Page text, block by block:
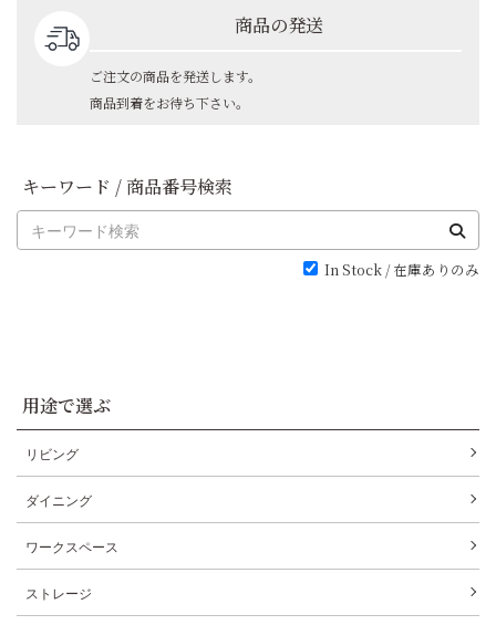
商品の発送
ご注文の商品を発送します。
商品到着をお待ち下さい。
キーワード / 商品番号検索
In Stock / 在庫ありのみ
用途で選ぶ
リビング
ダイニング
ワークスペース
ストレージ